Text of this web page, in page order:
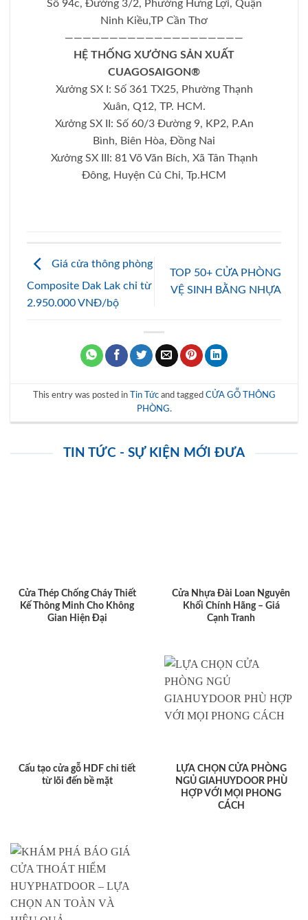
Số 94c, Đường 3/2, Phường Hưng Lợi, Quận
Ninh Kiều,TP Cần Thơ
————————————————————
HỆ THỐNG XƯỞNG SẢN XUẤT
CUAGOSAIGON®
Xưởng SX I: Số 361 TX25, Phường Thạnh
Xuân, Q12, TP. HCM.
Xưởng SX II: Số 60/3 Đường 9, KP2, P.An
Bình, Biên Hòa, Đồng Nai
Xưởng SX III: 81 Võ Văn Bích, Xã Tân Thạnh
Đông, Huyện Củ Chi, Tp.HCM
Giá cửa thông phòng
Composite Dak Lak chỉ từ
2.950.000 VNĐ/bộ
TOP 50+ CỬA PHÒNG
VỆ SINH BẰNG NHỰA
This entry was posted in Tin Tứcand tagged CỬA GỖ THÔNG
PHÒNG.
TIN TỨC - SỰ KIỆN MỚI ĐƯA
Cửa Thép Chống Cháy Thiết
Kế Thông Minh Cho Không
Gian Hiện Đại
Cửa Nhựa Đài Loan Nguyên
Khối Chính Hãng – Giá
Cạnh Tranh
Cấu tạo cửa gỗ HDF chi tiết
từ lõi đến bề mặt
LỰA CHỌN CỬA PHÒNG
NGỦ GIAHUYDOOR PHÙ
HỢP VỚI MỌI PHONG
CÁCH